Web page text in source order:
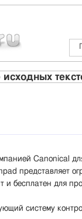
исходных
Canonical
представляет
и бесплатен для
систему